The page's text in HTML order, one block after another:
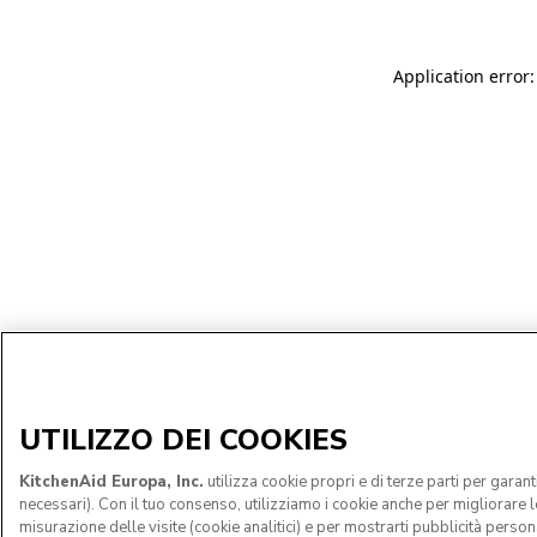
Application
UTILIZZO DEI COOKIES
KitchenAid Europa, Inc. utilizza cookie propri e di terze parti per
necessari). Con il tuo consenso, utilizziamo i cookie anche per
misurazione delle visite (cookie analitici) e per mostrarti pubblicità